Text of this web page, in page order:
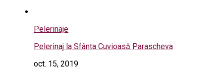
Pelerinaje
Pelerinaj la Sfânta Cuvioasă Parascheva
oct. 15, 2019